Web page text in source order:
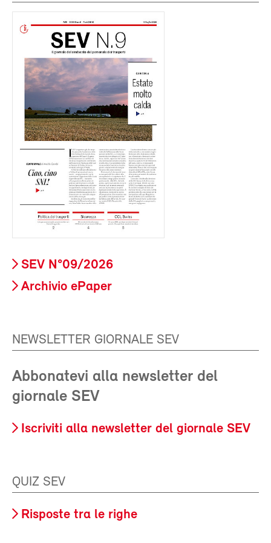
SEV N°09/2026
Archivio ePaper
NEWSLETTER GIORNALE SEV
Abbonatevi alla newsletter del
giornale SEV
Iscriviti alla newsletter del giornale SEV
QUIZ SEV
Risposte tra le righe